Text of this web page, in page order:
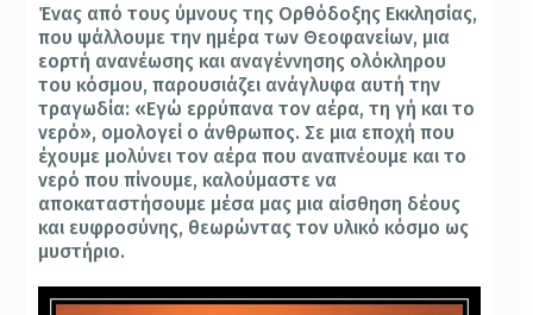
Ένας από τους ύμνους της Ορθόδοξης Εκκλησίας,
που ψάλλουμε την ημέρα των Θεοφανείων, μια
εορτή ανανέωσης και αναγέννησης ολόκληρου
του κόσμου, παρουσιάζει ανάγλυφα αυτή την
τραγωδία: «Εγώ ερρύπανα τον αέρα, τη γή και το
νερό», ομολογεί ο άνθρωπος. Σε μια εποχή που
έχουμε μολύνει τον αέρα που αναπνέουμε και το
νερό που πίνουμε, καλούμαστε να
αποκαταστήσουμε μέσα μας μια αίσθηση δέους
και ευφροσύνης, θεωρώντας τον υλικό κόσμο ως
μυστήριο.